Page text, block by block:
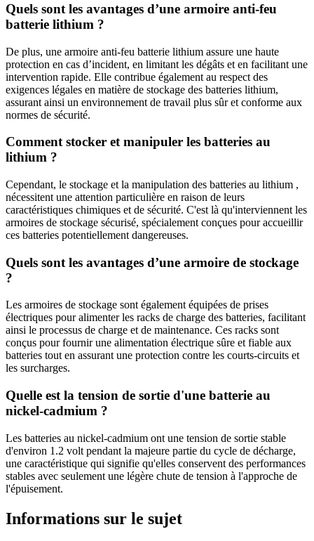
Quels sont les avantages d’une armoire anti-feu
batterie lithium ?
De plus, une armoire anti-feu batterie lithium assure une haute
protection en cas d’incident, en limitant les dégâts et en facilitant une
intervention rapide. Elle contribue également au respect des
exigences légales en matière de stockage des batteries lithium,
assurant ainsi un environnement de travail plus sûr et conforme aux
normes de sécurité.
Comment stocker et manipuler les batteries au
lithium ?
Cependant, le stockage et la manipulation des batteries au lithium ,
nécessitent une attention particulière en raison de leurs
caractéristiques chimiques et de sécurité. C'est là qu'interviennent les
armoires de stockage sécurisé, spécialement conçues pour accueillir
ces batteries potentiellement dangereuses.
Quels sont les avantages d’une armoire de stockage
?
Les armoires de stockage sont également équipées de prises
électriques pour alimenter les racks de charge des batteries, facilitant
ainsi le processus de charge et de maintenance. Ces racks sont
conçus pour fournir une alimentation électrique sûre et fiable aux
batteries tout en assurant une protection contre les courts-circuits et
les surcharges.
Quelle est la tension de sortie d'une batterie au
nickel-cadmium ?
Les batteries au nickel-cadmium ont une tension de sortie stable
d'environ 1.2 volt pendant la majeure partie du cycle de décharge,
une caractéristique qui signifie qu'elles conservent des performances
stables avec seulement une légère chute de tension à l'approche de
l'épuisement.
Informations sur le sujet